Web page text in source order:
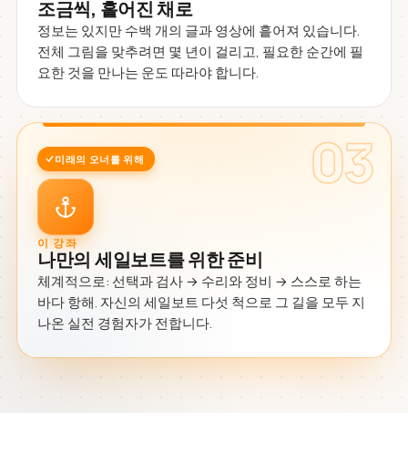
조금씩, 흩어진 채로
정보는 있지만 수백 개의 글과 영상에 흩어져 있습니다.
전체 그림을 맞추려면 몇 년이 걸리고, 필요한 순간에 필
요한 것을 만나는 운도 따라야 합니다.
03
미래의 오너를 위해
이 강좌
나만의 세일보트를 위한 준비
체계적으로: 선택과 검사 → 수리와 정비 → 스스로 하는
바다 항해. 자신의 세일보트 다섯 척으로 그 길을 모두 지
나온 실전 경험자가 전합니다.